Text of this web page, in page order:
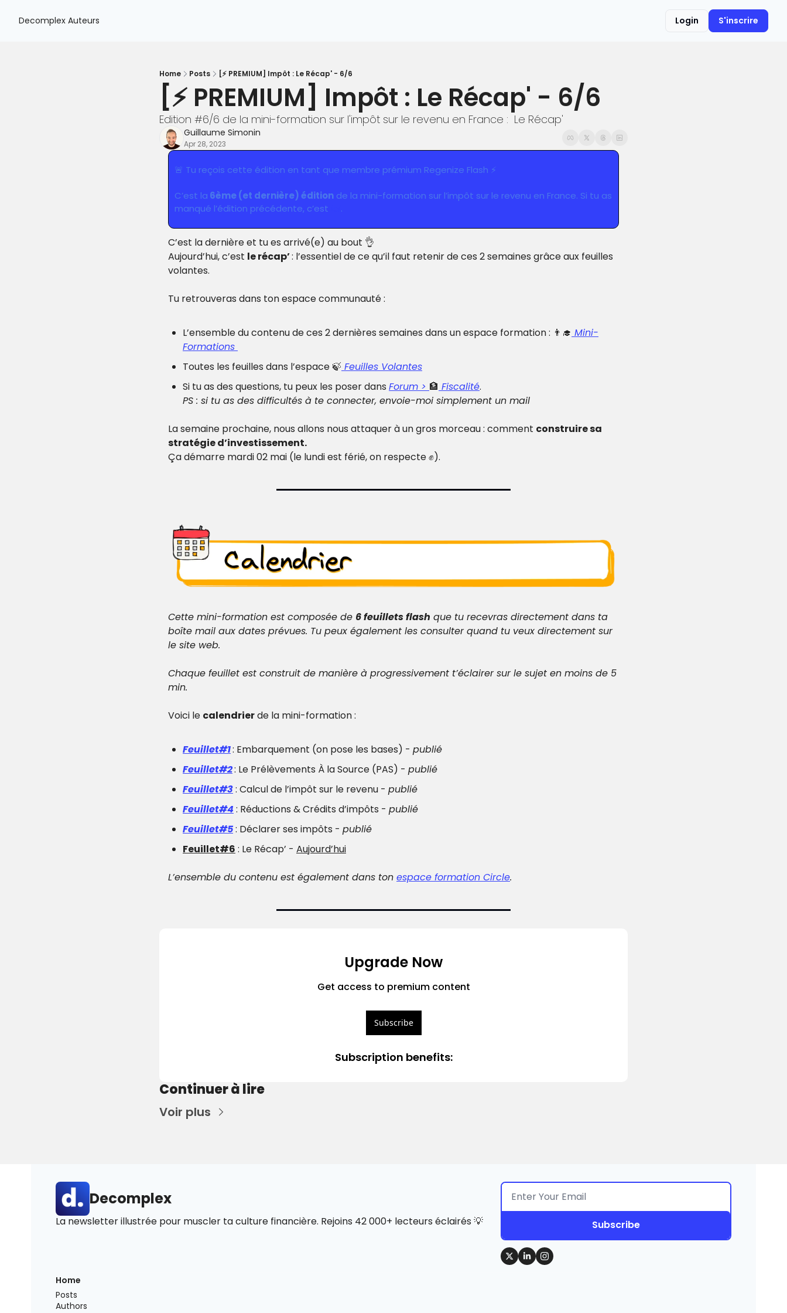
Decomplex Auteurs Login S'inscrire
Home Posts [⚡️ PREMIUM] Impôt : Le Récap' - 6/6
[⚡️ PREMIUM] Impôt : Le Récap' - 6/6
Edition #6/6 de la mini-formation sur l'impôt sur le revenu en France :  Le Récap'
Guillaume Simonin
Apr 28, 2023
🚨 Tu reçois cette édition en tant que membre prémium Regenize Flash ⚡️
C’est la 6ème (et dernière) édition de la mini-formation sur l’impôt sur le revenu en France. Si tu as
manqué l’édition précédente, c’est
.
C’est la dernière et tu es arrivé(e) au bout 👌
Aujourd’hui, c’est le récap’ : l’essentiel de ce qu’il faut retenir de ces 2 semaines grâce aux feuilles
volantes.
Tu retrouveras dans ton espace communauté :
L’ensemble du contenu de ces 2 dernières semaines dans un espace formation : 👨‍🎓 Mini-
Formations
Toutes les feuilles dans l’espace 🍃 Feuilles Volantes
Si tu as des questions, tu peux les poser dans Forum > 🏦 Fiscalité.
PS : si tu as des difficultés à te connecter, envoie-moi simplement un mail
La semaine prochaine, nous allons nous attaquer à un gros morceau : comment construire sa
stratégie d’investissement.
Ça démarre mardi 02 mai (le lundi est férié, on respecte ✊).
Cette mini-formation est composée de 6 feuillets flash que tu recevras directement dans ta
boîte mail aux dates prévues. Tu peux également les consulter quand tu veux directement sur
le site web.
Chaque feuillet est construit de manière à progressivement t’éclairer sur le sujet en moins de 5
min.
Voici le calendrier de la mini-formation :
Feuillet#1: Embarquement (on pose les bases) - publié
Feuillet#2: Le Prélèvements À la Source (PAS) - publié
Feuillet#3 : Calcul de l’impôt sur le revenu - publié
Feuillet#4 : Réductions & Crédits d’impôts - publié
Feuillet#5 : Déclarer ses impôts - publié
Feuillet#6 : Le Récap’ - Aujourd’hui
L’ensemble du contenu est également dans ton espace formation Circle.
Upgrade Now
Get access to premium content
Subscribe
Subscription benefits:
Continuer à lire
Voir plus
Decomplex
La newsletter illustrée pour muscler ta culture financière. Rejoins 42 000+ lecteurs éclairés 💡 Subscribe
Home
Posts
Authors